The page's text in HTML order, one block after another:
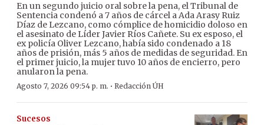
En un segundo juicio oral sobre la pena, el Tribunal de
Sentencia condenó a 7 años de cárcel a Ada Arasy Ruiz
Díaz de Lezcano, como cómplice de homicidio doloso en
el asesinato de Líder Javier Ríos Cañete. Su ex esposo, el
ex policía Oliver Lezcano, había sido condenado a 18
años de prisión, más 5 años de medidas de seguridad. En
el primer juicio, la mujer tuvo 10 años de encierro, pero
anularon la pena.
Agosto 7, 2026 09:54 p. m. · Redacción ÚH
Sucesos